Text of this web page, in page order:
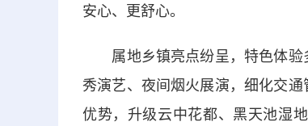
安心、更舒心。
属地乡镇亮点纷呈，特色体验
秀演艺、夜间烟火展演，细化交
优势，升级云中花都、黑天池湿